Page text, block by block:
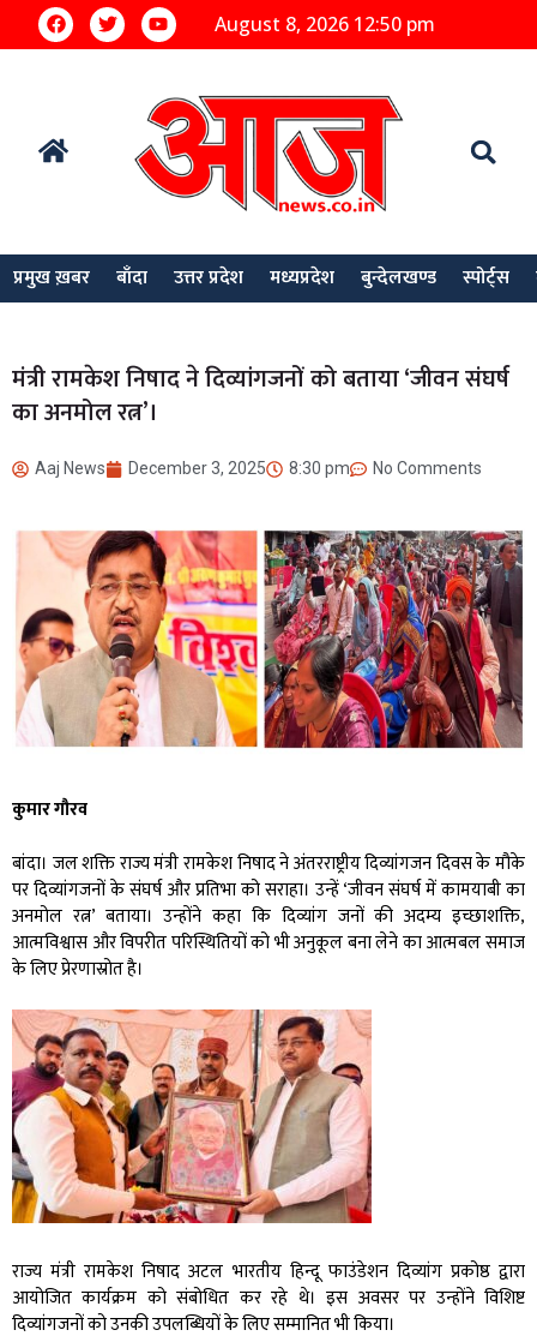
August 8, 2026 12:50 pm
प्रमुख ख़बर बाँदा उत्तर प्रदेश मध्यप्रदेश बुन्देलखण्ड स्पोर्ट्स
मंत्री रामकेश निषाद ने दिव्यांगजनों को बताया ‘जीवन संघर्ष
का अनमोल रत्न’।
Aaj News December 3, 2025 8:30 pm No Comments
कुमार गौरव
बांदा। जल शक्ति राज्य मंत्री रामकेश निषाद ने अंतरराष्ट्रीय दिव्यांगजन दिवस के मौके
पर दिव्यांगजनों के संघर्ष और प्रतिभा को सराहा। उन्हें ‘जीवन संघर्ष में कामयाबी का
अनमोल रत्न’ बताया। उन्होंने कहा कि दिव्यांग जनों की अदम्य इच्छाशक्ति,
आत्मविश्वास और विपरीत परिस्थितियों को भी अनुकूल बना लेने का आत्मबल समाज
के लिए प्रेरणास्रोत है।
राज्य मंत्री रामकेश निषाद अटल भारतीय हिन्दू फाउंडेशन दिव्यांग प्रकोष्ठ द्वारा
आयोजित कार्यक्रम को संबोधित कर रहे थे। इस अवसर पर उन्होंने विशिष्ट
दिव्यांगजनों को उनकी उपलब्धियों के लिए सम्मानित भी किया।